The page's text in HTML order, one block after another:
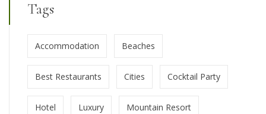
Tags
Accommodation Beaches
Best Restaurants Cities Cocktail Party
Hotel Luxury Mountain Resort